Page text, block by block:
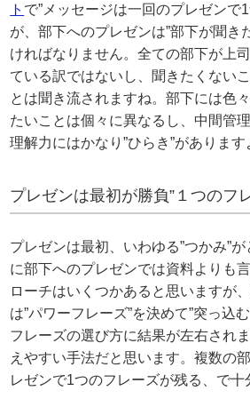
ト で”メッセージは一回のプレゼンで
が、部下へのプレゼンは”部下が聞き
ければなりません。全ての部下が上
ている訳ではないし、聞きたくない
とは聞き流されますね。部下には色
たいことは個々に異なるし、中間管
理解力にはかなり”ひらき”があります
プレゼンは最初が勝負”１つのフ
プレゼンは最初、いわゆる”つかみ”
に部下へのプレゼンでは資料よりも
ローチはいくつかあると思いますが
は”パワーフレーズ”を決めて”突っ込
フレーズの選び方に結果が左右され
えやすい手法だと思います。複数の
レゼンで1つのフレーズが残る、で十